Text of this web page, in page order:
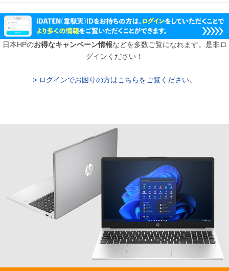
日本HPのお得なキャンペーン情報などを多数ご覧になれます。是非ロ
グインください！
> ログインでお困りの方はこちらをご覧ください。